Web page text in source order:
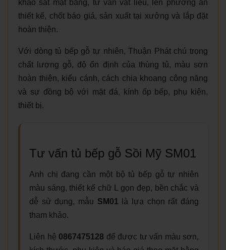
khảo sát mặt bằng, tư vấn vật liệu, lên phương án
thiết kế, chốt báo giá, sản xuất tại xưởng và lắp đặt
hoàn thiện.
Với dòng tủ bếp gỗ tự nhiên, Thuận Phát chú trọng
chất lượng gỗ, độ ổn định của thùng tủ, màu sơn
hoàn thiện, kiểu cánh, cách chia khoang công năng
và sự đồng bộ với mặt đá, kính ốp bếp, phụ kiện,
thiết bị.
Tư vấn tủ bếp gỗ Sồi Mỹ SM01
Anh chị đang cần một bộ tủ bếp gỗ tự nhiên
màu sáng, thiết kế chữ L gọn đẹp, bền chắc và
dễ sử dụng, mẫu SM01 là lựa chọn rất đáng
tham khảo.
Liên hệ 0867475128 để được tư vấn màu sơn,